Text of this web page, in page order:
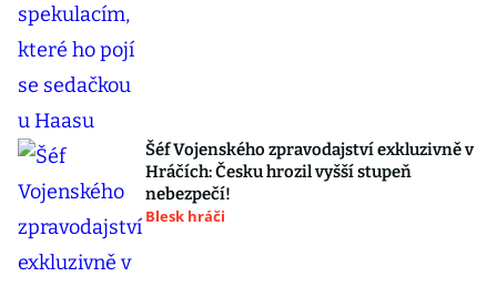
Šéf Vojenského zpravodajství exkluzivně v
Hráčích: Česku hrozil vyšší stupeň
nebezpečí!
Blesk hráči